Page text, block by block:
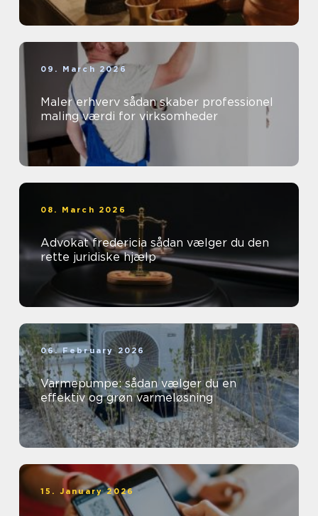
09. March 2026
Maler erhverv sådan skaber professionel
maling værdi for virksomheder
08. March 2026
Advokat fredericia sådan vælger du den
rette juridiske hjælp
06. February 2026
Varmepumpe: sådan vælger du en
effektiv og grøn varmeløsning
15. January 2026